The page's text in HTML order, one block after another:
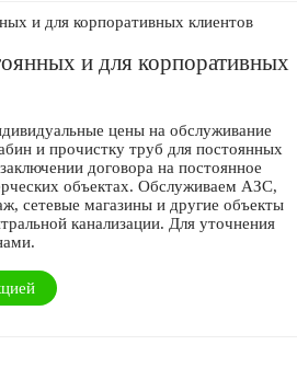
и для корпоративных
цены на обслуживание
и прочистку труб для постоянных
договора на постоянное
объектах. Обслуживаем АЗС,
сетевые магазины и другие объекты
канализации. Для уточнения